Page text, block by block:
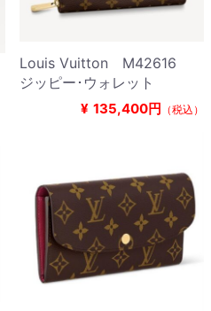
Louis Vuitton M42616
ジッピー･ウォレット
¥ 135,400円 （税込）